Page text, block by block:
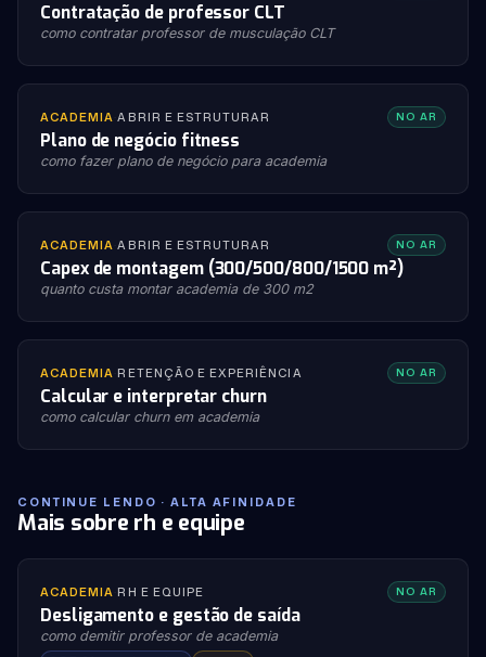
Contratação de professor CLT
como contratar professor de musculação CLT
ACADEMIA ·ABRIR E ESTRUTURAR NO AR
Plano de negócio fitness
como fazer plano de negócio para academia
ACADEMIA ·ABRIR E ESTRUTURAR NO AR
Capex de montagem (300/500/800/1500 m²)
quanto custa montar academia de 300 m2
ACADEMIA ·RETENÇÃO E EXPERIÊNCIA NO AR
Calcular e interpretar churn
como calcular churn em academia
CONTINUE LENDO · ALTA AFINIDADE
Mais sobre rh e equipe
ACADEMIA ·RH E EQUIPE NO AR
Desligamento e gestão de saída
como demitir professor de academia